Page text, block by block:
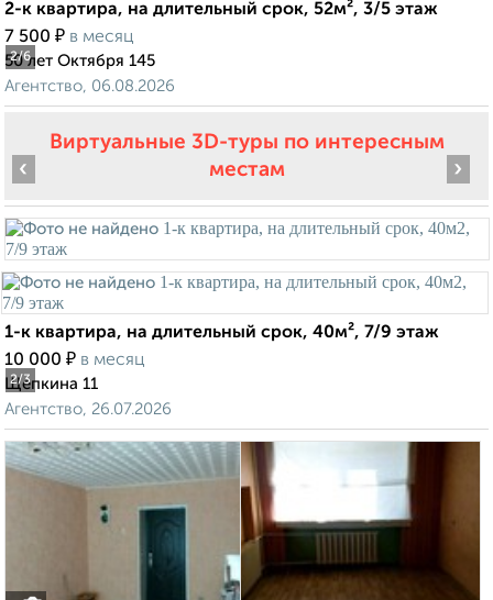
2/6
2-к квартира, на длительный срок, 52м², 3/5 этаж
7 500 ₽ в месяц
50 лет Октября 145
Агентство, 06.08.2026
Виртуальные 3D-туры по интересным
местам
2/3
‹ ›
1-к квартира, на длительный срок, 40м², 7/9 этаж
10 000 ₽ в месяц
Щепкина 11
Агентство, 26.07.2026